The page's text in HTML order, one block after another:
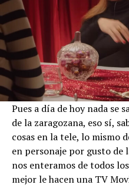
Pues a día de hoy nada se
de la zaragozana, eso sí,
cosas en la tele, lo mismo
en personaje por gusto de
nos enteramos de todos
mejor le hacen una TV